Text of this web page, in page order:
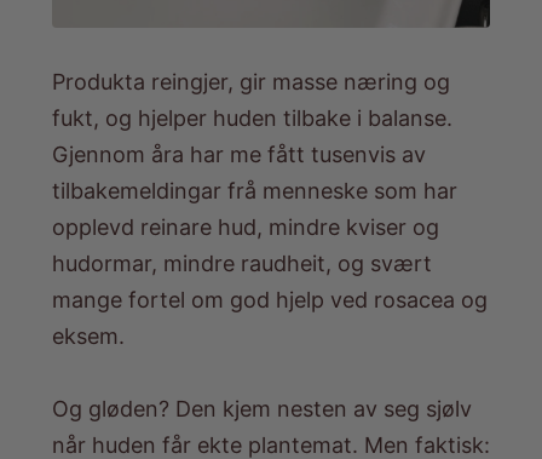
Produkta reingjer, gir masse næring og
fukt, og hjelper huden tilbake i balanse.
Gjennom åra har me fått tusenvis av
tilbakemeldingar frå menneske som har
opplevd reinare hud, mindre kviser og
hudormar, mindre raudheit, og svært
mange fortel om god hjelp ved rosacea og
eksem.
Og gløden? Den kjem nesten av seg sjølv
når huden får ekte plantemat. Men faktisk: